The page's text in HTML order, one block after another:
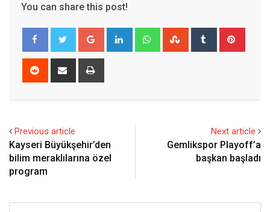
You can share this post!
Google+ LinkedIn WhatsappStumbleUpon
Tumblr
Reddit
Share
Previous article
Kayseri Büyükşehir’den
bilim meraklılarına özel
program
Next article
Gemlikspor Playoff’a
başkan başladı